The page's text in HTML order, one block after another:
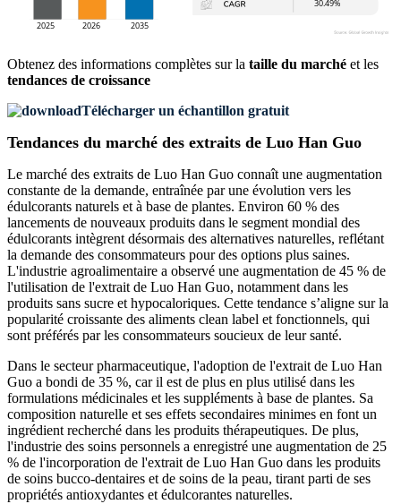
Obtenez des informations complètes sur la taille du marché et les
tendances de croissance
Télécharger un échantillon gratuit
Tendances du marché des extraits de Luo Han Guo
Le marché des extraits de Luo Han Guo connaît une augmentation
constante de la demande, entraînée par une évolution vers les
édulcorants naturels et à base de plantes. Environ 60 % des
lancements de nouveaux produits dans le segment mondial des
édulcorants intègrent désormais des alternatives naturelles, reflétant
la demande des consommateurs pour des options plus saines.
L'industrie agroalimentaire a observé une augmentation de 45 % de
l'utilisation de l'extrait de Luo Han Guo, notamment dans les
produits sans sucre et hypocaloriques. Cette tendance s’aligne sur la
popularité croissante des aliments clean label et fonctionnels, qui
sont préférés par les consommateurs soucieux de leur santé.
Dans le secteur pharmaceutique, l'adoption de l'extrait de Luo Han
Guo a bondi de 35 %, car il est de plus en plus utilisé dans les
formulations médicinales et les suppléments à base de plantes. Sa
composition naturelle et ses effets secondaires minimes en font un
ingrédient recherché dans les produits thérapeutiques. De plus,
l'industrie des soins personnels a enregistré une augmentation de 25
% de l'incorporation de l'extrait de Luo Han Guo dans les produits
de soins bucco-dentaires et de soins de la peau, tirant parti de ses
propriétés antioxydantes et édulcorantes naturelles.